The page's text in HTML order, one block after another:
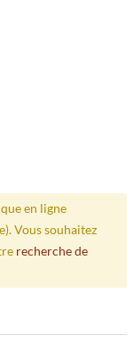
en ligne
Vous souhaitez
recherche de